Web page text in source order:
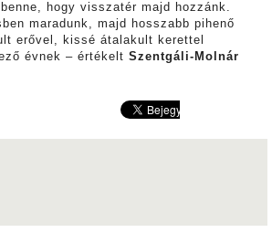
hogy visszatér majd hozzánk.
maradunk, majd hosszabb pihenő
erővel, kissé átalakult kerettel
évnek – értékelt Szentgáli-Molnár